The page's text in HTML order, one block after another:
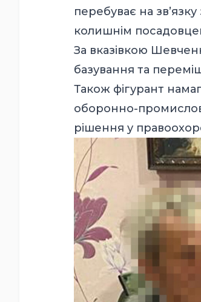
перебуває на
колишнім
За вказівкою
базування та
Також фігурант
оборонно-
рішення у